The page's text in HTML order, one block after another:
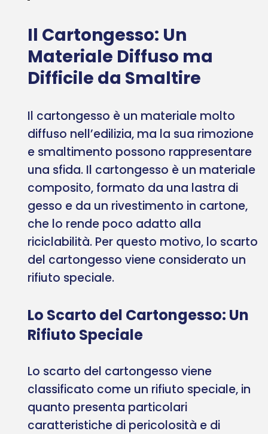
Il Cartongesso: Un
Materiale Diffuso ma
Difficile da Smaltire
Il cartongesso è un materiale molto
diffuso nell’edilizia, ma la sua rimozione
e smaltimento possono rappresentare
una sfida. Il cartongesso è un materiale
composito, formato da una lastra di
gesso e da un rivestimento in cartone,
che lo rende poco adatto alla
riciclabilità. Per questo motivo, lo scarto
del cartongesso viene considerato un
rifiuto speciale.
Lo Scarto del Cartongesso: Un
Rifiuto Speciale
Lo scarto del cartongesso viene
classificato come un rifiuto speciale, in
quanto presenta particolari
caratteristiche di pericolosità e di